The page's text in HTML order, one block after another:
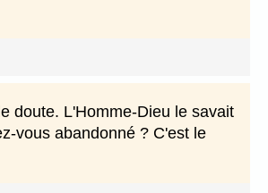
doute. L'Homme-Dieu le savait
vous abandonné ? C'est le